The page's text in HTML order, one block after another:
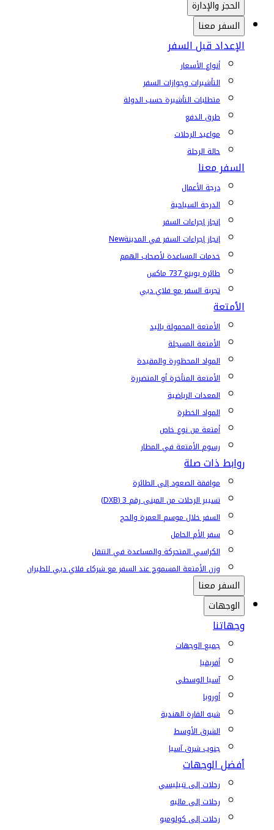
الحجز والإدارة
السفر معنا
الإعداد قبل السفر
أنواع الأسعار
التأشيرات وجوازات السفر
متطلبات التأشيرة حسب الدولة
طرق الدفع
مواعيد الرحلات
حالة الرحلة
السفر معنا
درجة الأعمال
الدرجة السياحية
إنجاز إجراءات السفر
إنجاز إجراءات السفر في المدينةNew
خدمات المساعدة لأصحاب الهمم
طائرة بوينغ 737 ماكس
تجربة السفر مع فلاي دبي
الأمتعة
الأمتعة المحمولة باليد
الأمتعة المسجلة
المواد المحظورة والمقيدة
الأمتعة المتأخرة أو المتضررة
المعدات الرياضية
المواد الخطرة
أمتعة من نوع خاص
رسوم الأمتعة في المطار
روابط ذات صلة
موافقة الصعود إلى الطائرة
تسيير الرحلات من المبنى رقم 3 (DXB)
السفر خلال موسم العمرة والحج
سفر الأم الحامل
الكراسي المتحركة والمساعدة في التنقل
وزن الأمتعة المسموح عند السفر مع شركاء فلاي دبي للطيران
السفر معنا
الوجهات
وجهاتنا
جميع الوجهات
أفريقيا
آسيا الوسطى
أوروبا
شبه القارة الهندية
الشرق الأوسط
جنوب شرق آسيا
أفضل الوجهات
رحلات إلى تبيليسي
رحلات إلى ماليه
رحلات إلى كولومبو